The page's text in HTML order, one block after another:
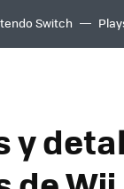
Switch
y